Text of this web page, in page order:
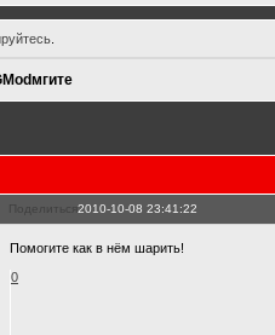
.
Поделиться2010-10-08 23:41:22
Помогите как в нём шарить!
0